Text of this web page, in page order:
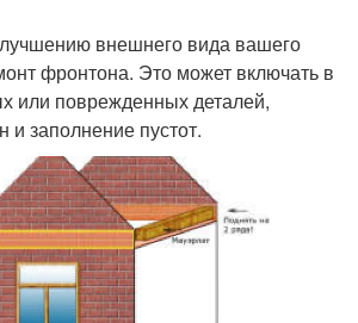
внешнего вида вашего
фронтона. Это может включать в
или поврежденных деталей,
и заполнение пустот.